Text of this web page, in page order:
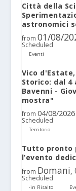
Città della
astronomici
from 01/08/
Scheduled
Eventi
Vico
Storico: dal
Bavenni -
mostra"
from 04/08/2026
Scheduled
Territorio
Tutto pronto
l’evento
from Domani,
Scheduled
-in Risalto